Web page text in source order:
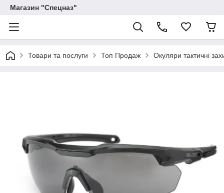
Магазин "Спецназ"
Товари та послуги Топ Продаж Окуляри тактичні